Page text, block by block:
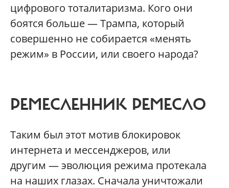
цифрового тоталитаризма. Кого они
боятся больше — Трампа, который
совершенно не собирается «менять
режим» в России, или своего народа?
РЕМЕСЛЕННИК РЕМЕСЛО
Таким был этот мотив блокировок
интернета и мессенджеров, или
другим — эволюция режима протекала
на наших глазах. Сначала уничтожали